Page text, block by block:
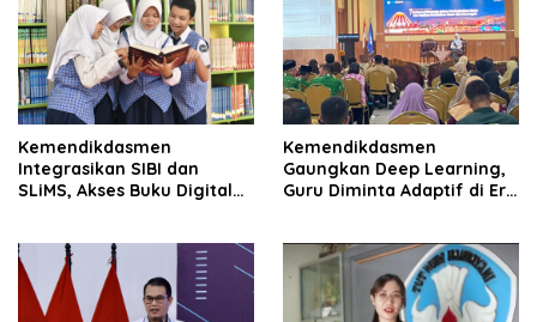
Kemendikdasmen
Integrasikan SIBI dan
SLiMS, Akses Buku Digital
Kemendikdasmen
Gaungkan Deep Learning,
Guru Diminta Adaptif di Era